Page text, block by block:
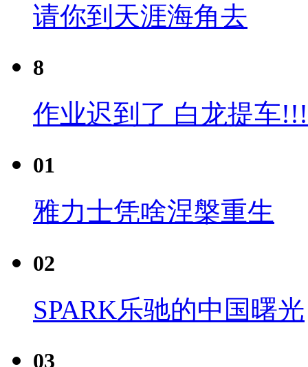
请你到天涯海角去
8
作业迟到了 白龙提车
01
雅力士凭啥涅槃重生
02
SPARK乐驰的中国曙光
03